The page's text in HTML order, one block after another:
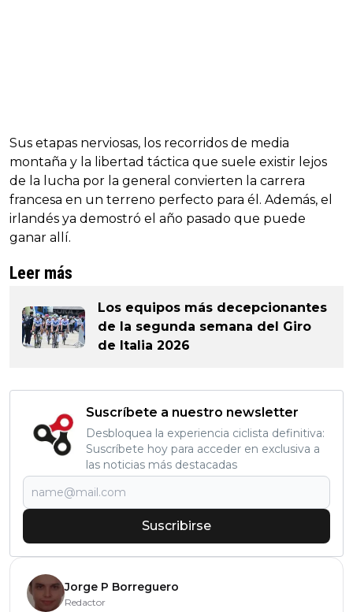
Sus etapas nerviosas, los recorridos de media
montaña y la libertad táctica que suele existir lejos
de la lucha por la general convierten la carrera
francesa en un terreno perfecto para él. Además, el
irlandés ya demostró el año pasado que puede
ganar allí.
Leer más
Los equipos más decepcionantes
de la segunda semana del Giro
de Italia 2026
Suscríbete a nuestro newsletter
Desbloquea la experiencia ciclista definitiva:
Suscríbete hoy para acceder en exclusiva a
las noticias más destacadas
Suscribirse
Jorge P Borreguero
Redactor